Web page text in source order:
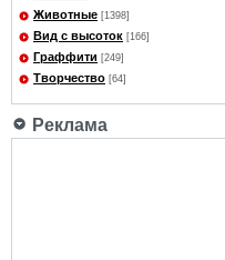
Животные [1398]
Вид с высоток [166]
Граффити [249]
Творчество [64]
Реклама